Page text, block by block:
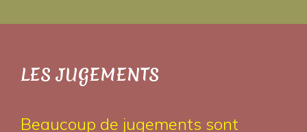
LES JUGEMENTS
Beaucoup de jugements sont